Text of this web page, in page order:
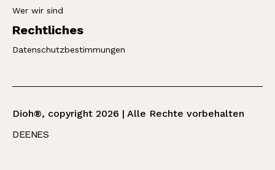
Wer wir sind
Rechtliches
Datenschutzbestimmungen
Dioh®, copyright 2026 | Alle Rechte vorbehalten
DEENES